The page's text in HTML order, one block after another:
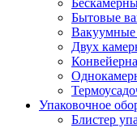
Бытовые
Вакуумные
Двух
Упаковочное
Блистер